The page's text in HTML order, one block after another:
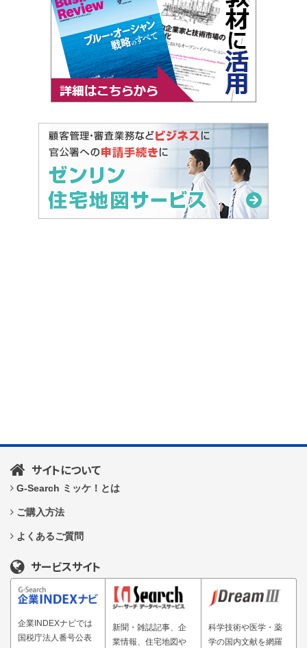
サイトについて
G-Search ミッケ！とは
ご購入方法
よくあるご質問
サービスサイト
企業INDEXナビでは
国税庁法人番号公表
新聞・雑誌記事、企
業情報、住宅地図や
科学技術や医学・薬
学の国内文献を網羅